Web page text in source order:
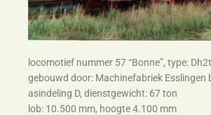
locomotief nummer 57 “Bonne”, type: Dh2t
gebouwd door: Machinefabriek Esslingen
asindeling D, dienstgewicht: 67 ton
lob: 10.500 mm, hoogte 4.100 mm